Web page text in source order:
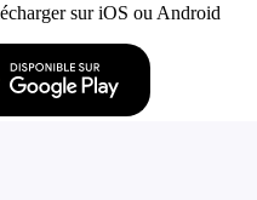
sur iOS ou Android